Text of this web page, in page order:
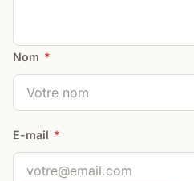
Nom *
E-mail *